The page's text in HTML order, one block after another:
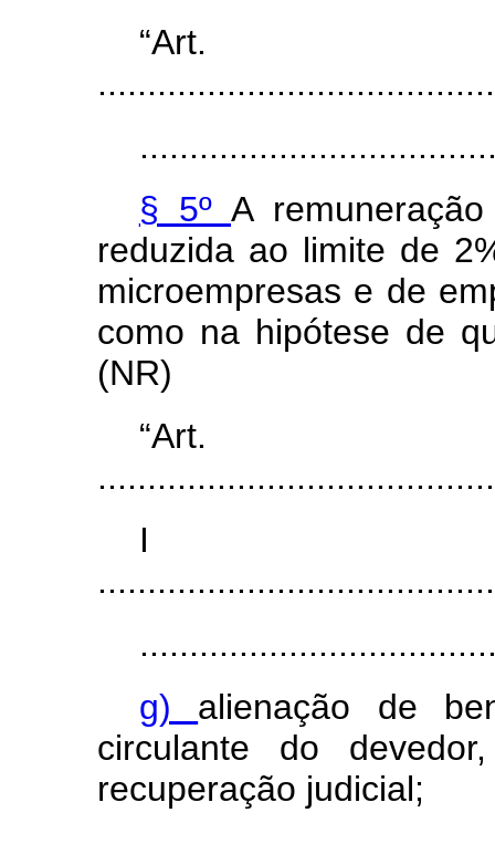
§ 5º A
reduzida ao limite de
microempresas e de
como na hipótese de
(NR)
I
g) alienação de
circulante do
recuperação judicial;